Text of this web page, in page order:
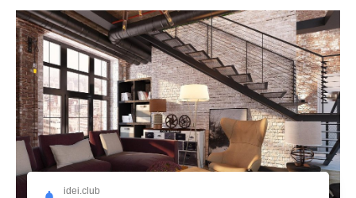
idei.club